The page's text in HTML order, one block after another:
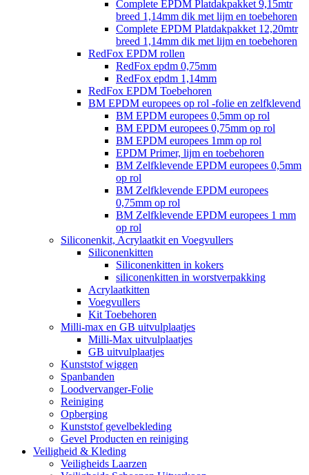
Complete EPDM Platdakpakket 9,15mtr
breed 1,14mm dik met lijm en toebehoren
Complete EPDM Platdakpakket 12,20mtr
breed 1,14mm dik met lijm en toebehoren
RedFox EPDM rollen
RedFox epdm 0,75mm
RedFox epdm 1,14mm
RedFox EPDM Toebehoren
BM EPDM europees op rol -folie en zelfklevend
BM EPDM europees 0,5mm op rol
BM EPDM europees 0,75mm op rol
BM EPDM europees 1mm op rol
EPDM Primer, lijm en toebehoren
BM Zelfklevende EPDM europees 0,5mm
op rol
BM Zelfklevende EPDM europees
0,75mm op rol
BM Zelfklevende EPDM europees 1 mm
op rol
Siliconenkit, Acrylaatkit en Voegvullers
Siliconenkitten
Siliconenkitten in kokers
siliconenkitten in worstverpakking
Acrylaatkitten
Voegvullers
Kit Toebehoren
Milli-max en GB uitvulplaatjes
Milli-Max uitvulplaatjes
GB uitvulplaatjes
Kunststof wiggen
Spanbanden
Loodvervanger-Folie
Reiniging
Opberging
Kunststof gevelbekleding
Gevel Producten en reiniging
Veiligheid & Kleding
Veiligheids Laarzen